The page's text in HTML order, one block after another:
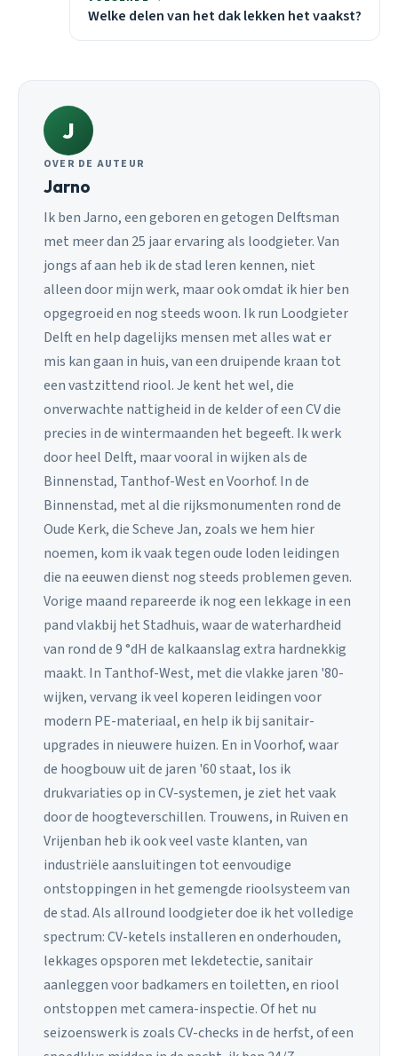
Welke delen van het dak lekken het vaakst?
J
OVER DE AUTEUR
Jarno
Ik ben Jarno, een geboren en getogen Delftsman
met meer dan 25 jaar ervaring als loodgieter. Van
jongs af aan heb ik de stad leren kennen, niet
alleen door mijn werk, maar ook omdat ik hier ben
opgegroeid en nog steeds woon. Ik run Loodgieter
Delft en help dagelijks mensen met alles wat er
mis kan gaan in huis, van een druipende kraan tot
een vastzittend riool. Je kent het wel, die
onverwachte nattigheid in de kelder of een CV die
precies in de wintermaanden het begeeft. Ik werk
door heel Delft, maar vooral in wijken als de
Binnenstad, Tanthof-West en Voorhof. In de
Binnenstad, met al die rijksmonumenten rond de
Oude Kerk, die Scheve Jan, zoals we hem hier
noemen, kom ik vaak tegen oude loden leidingen
die na eeuwen dienst nog steeds problemen geven.
Vorige maand repareerde ik nog een lekkage in een
pand vlakbij het Stadhuis, waar de waterhardheid
van rond de 9 °dH de kalkaanslag extra hardnekkig
maakt. In Tanthof-West, met die vlakke jaren '80-
wijken, vervang ik veel koperen leidingen voor
modern PE-materiaal, en help ik bij sanitair-
upgrades in nieuwere huizen. En in Voorhof, waar
de hoogbouw uit de jaren '60 staat, los ik
drukvariaties op in CV-systemen, je ziet het vaak
door de hoogteverschillen. Trouwens, in Ruiven en
Vrijenban heb ik ook veel vaste klanten, van
industriële aansluitingen tot eenvoudige
ontstoppingen in het gemengde rioolsysteem van
de stad. Als allround loodgieter doe ik het volledige
spectrum: CV-ketels installeren en onderhouden,
lekkages opsporen met lekdetectie, sanitair
aanleggen voor badkamers en toiletten, en riool
ontstoppen met camera-inspectie. Of het nu
seizoenswerk is zoals CV-checks in de herfst, of een